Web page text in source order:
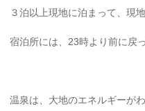
３泊以上現地に泊まって、現
宿泊所には、23時より前に戻
温泉は、大地のエネルギーが